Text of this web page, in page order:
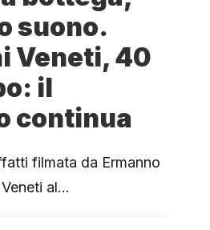
suono.
Veneti, 40
il
continua
filmata da Ermanno
al…